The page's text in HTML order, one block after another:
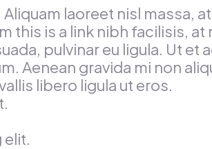
laoreet nisl massa,
this is a link nibh facilisis,
pulvinar eu ligula. Ut
Aenean gravida mi non
libero ligula ut eros.
elit.